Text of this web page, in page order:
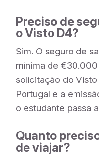
Preciso de
o Visto D4?
Sim. O seguro de
mínima de
solicitação do
Portugal e a
o estudante passa
Quanto
de viajar?